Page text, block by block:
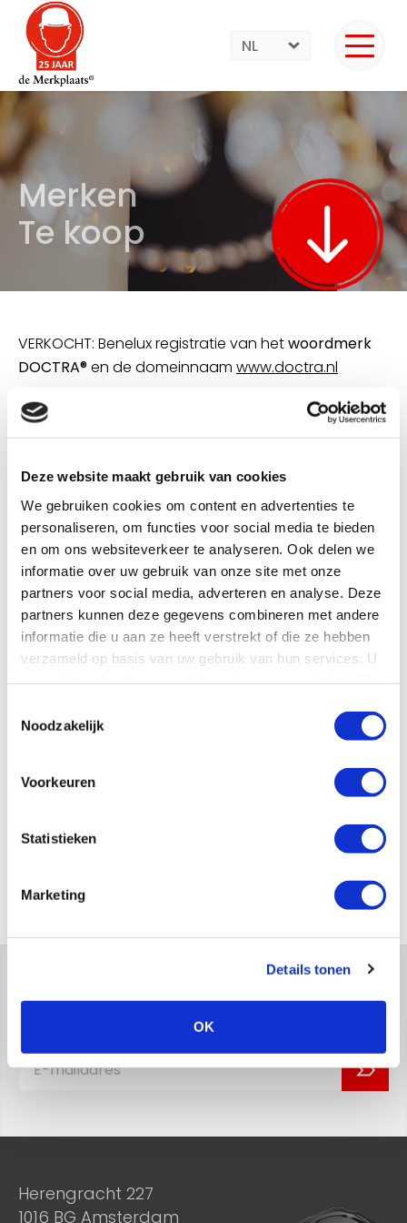
Deze website maakt gebruik van cookies
We gebruiken cookies om content en advertenties te
personaliseren, om functies voor social media te bieden
en om ons websiteverkeer te analyseren. Ook delen we
informatie over uw gebruik van onze site met onze
partners voor social media, adverteren en analyse. Deze
partners kunnen deze gegevens combineren met andere
informatie die u aan ze heeft verstrekt of die ze hebben
verzameld op basis van uw gebruik van hun services. U
Noodzakelijk
Voorkeuren
Statistieken
Marketing
Details tonen
OK
NL
Merken
Te koop
VERKOCHT: Benelux registratie van hetwoordmerk
DOCTRA®en de domeinnaam www.doctra.nl
Blijf op de hoogte van ons laatste
Herengracht 227
1016 BG Amsterdam